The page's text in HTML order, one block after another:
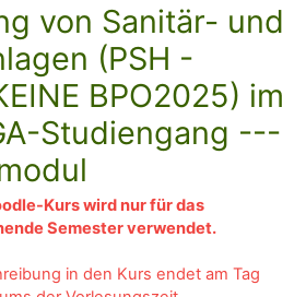
von Sanitär- und
(PSH -
BPO2025) im
Studiengang ---
Kurs wird nur für das
Semester verwendet.
in den Kurs endet am Tag